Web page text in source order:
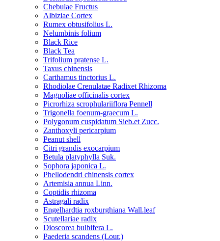
Chebulae Fructus
Albiziae Cortex
Rumex obtusifolius L.
Nelumbinis folium
Black Rice
Black Tea
Trifolium pratense L.
Taxus chinensis
Carthamus tinctorius L.
Rhodiolae Crenulatae Radixet Rhizoma
Magnoliae officinalis cortex
Picrorhiza scrophulariiflora Pennell
Trigonella foenum-graecum L.
Polygonum cuspidatum Sieb.et Zucc.
Zanthoxyli pericarpium
Peanut shell
Citri grandis exocarpium
Betula platyphylla Suk.
Sophora japonica L.
Phellodendri chinensis cortex
Artemisia annua Linn.
Coptidis rhizoma
Astragali radix
Engelhardtia roxburghiana Wall.leaf
Scutellariae radix
Dioscorea bulbifera L.
Paederia scandens (Lour.)